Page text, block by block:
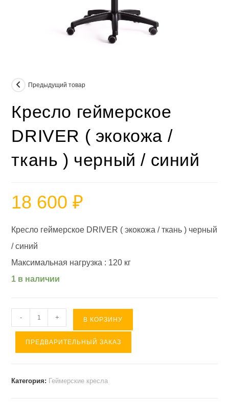
Предыдущий товар
Кресло геймерское
DRIVER ( экокожа /
ткань ) черный / синий
18 600₽
Кресло геймерское DRIVER ( экокожа / ткань ) черный
/ синий
Максимальная нагрузка : 120 кг
1 в наличии
Количество
товара
Кресло
- + В КОРЗИНУ
ПРЕДВАРИТЕЛЬНЫЙ ЗАКАЗ
Категория: Геймерские кресла